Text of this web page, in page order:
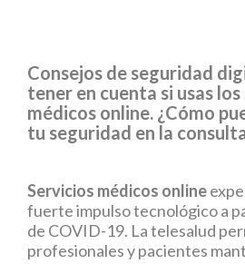
Consejos de seguridad
tener en cuenta si usas
médicos online. ¿Cómo
tu seguridad en la
Servicios médicos online
fuerte impulso tecnológico a
de COVID-19. La telesalud
profesionales y pacientes